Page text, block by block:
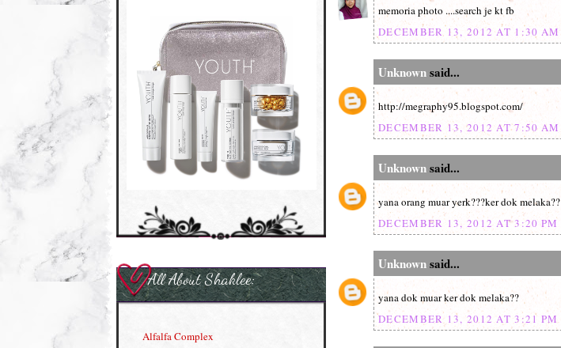
memoria photo ....search je kt fb
DECEMBER 13, 2012 AT 1:30 AM
Unknownsaid...
http://megraphy95.blogspot.com/
DECEMBER 13, 2012 AT 7:50 AM
Unknownsaid...
yana orang muar yerk???ker dok melaka??
DECEMBER 13, 2012 AT 3:20 PM
Unknownsaid...
yana dok muar ker dok melaka??
DECEMBER 13, 2012 AT 3:21 PM
All About Shaklee:
Alfalfa Complex